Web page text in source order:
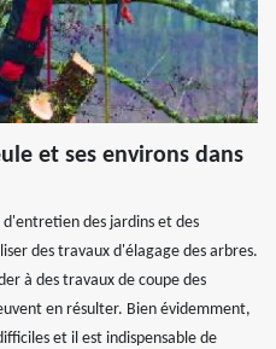
et ses environs dans
des jardins et des
des travaux d'élagage des arbres.
à des travaux de coupe des
en résulter. Bien évidemment,
et il est indispensable de